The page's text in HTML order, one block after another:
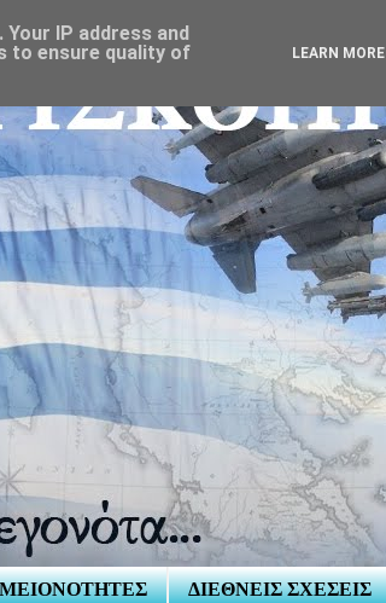
ΜΕΙΟΝΟΤΗΤΕΣ ΔΙΕΘΝΕΙΣ ΣΧΕΣΕΙΣ
IP address and
to ensure quality of
LEARN MORE